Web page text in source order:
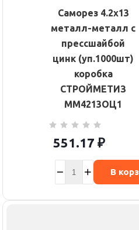
Саморез 4.2х13
металл-металл с
прессшайбой
цинк (уп.1000шт)
коробка
СТРОЙМЕТИЗ
ММ4213ОЦ1
551.17 ₽
В